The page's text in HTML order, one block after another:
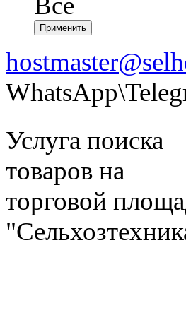
Услуга поиска
товаров на
торговой